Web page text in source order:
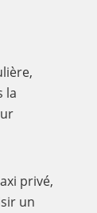
la
privé,
un